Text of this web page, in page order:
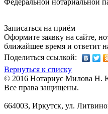
Записаться на приём
Оформите заявку на сайте,
ближайшее время и ответит
Поделиться ссылкой:
Вернуться к списку
© 2016 Нотариус Милова Н.
Все права защищены.
664003, Иркутск, ул.